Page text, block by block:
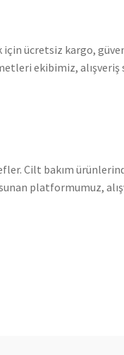
ücretsiz kargo,
ekibimiz, alışveriş
Cilt bakım
platformumuz,